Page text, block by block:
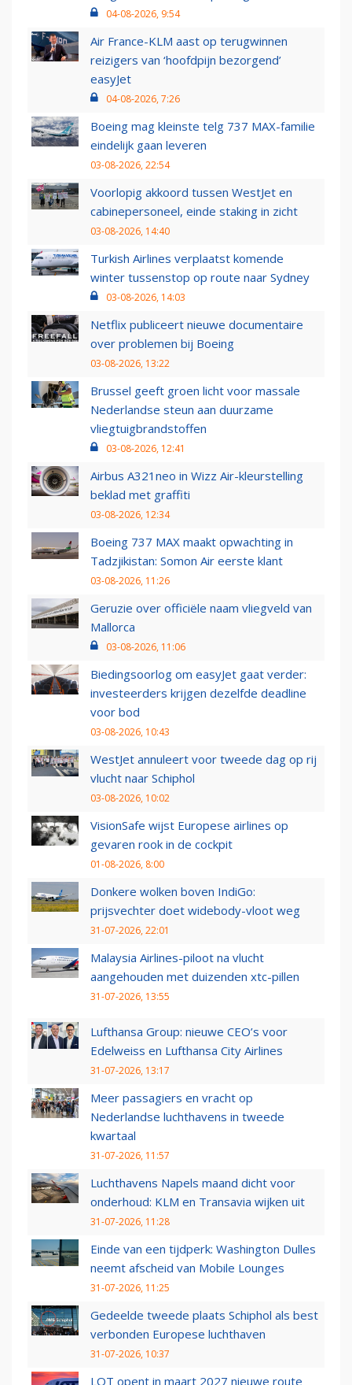
04-08-2026, 9:54
Air France-KLM aast op terugwinnen
reizigers van ‘hoofdpijn bezorgend’
easyJet
04-08-2026, 7:26
Boeing mag kleinste telg 737 MAX-familie
eindelijk gaan leveren
03-08-2026, 22:54
Voorlopig akkoord tussen WestJet en
cabinepersoneel, einde staking in zicht
03-08-2026, 14:40
Turkish Airlines verplaatst komende
winter tussenstop op route naar Sydney
03-08-2026, 14:03
Netflix publiceert nieuwe documentaire
over problemen bij Boeing
03-08-2026, 13:22
Brussel geeft groen licht voor massale
Nederlandse steun aan duurzame
vliegtuigbrandstoffen
03-08-2026, 12:41
Airbus A321neo in Wizz Air-kleurstelling
beklad met graffiti
03-08-2026, 12:34
Boeing 737 MAX maakt opwachting in
Tadzjikistan: Somon Air eerste klant
03-08-2026, 11:26
Geruzie over officiële naam vliegveld van
Mallorca
03-08-2026, 11:06
Biedingsoorlog om easyJet gaat verder:
investeerders krijgen dezelfde deadline
voor bod
03-08-2026, 10:43
WestJet annuleert voor tweede dag op rij
vlucht naar Schiphol
03-08-2026, 10:02
VisionSafe wijst Europese airlines op
gevaren rook in de cockpit
01-08-2026, 8:00
Donkere wolken boven IndiGo:
prijsvechter doet widebody-vloot weg
31-07-2026, 22:01
Malaysia Airlines-piloot na vlucht
aangehouden met duizenden xtc-pillen
31-07-2026, 13:55
Lufthansa Group: nieuwe CEO’s voor
Edelweiss en Lufthansa City Airlines
31-07-2026, 13:17
Meer passagiers en vracht op
Nederlandse luchthavens in tweede
kwartaal
31-07-2026, 11:57
Luchthavens Napels maand dicht voor
onderhoud: KLM en Transavia wijken uit
31-07-2026, 11:28
Einde van een tijdperk: Washington Dulles
neemt afscheid van Mobile Lounges
31-07-2026, 11:25
Gedeelde tweede plaats Schiphol als best
verbonden Europese luchthaven
31-07-2026, 10:37
LOT opent in maart 2027 nieuwe route